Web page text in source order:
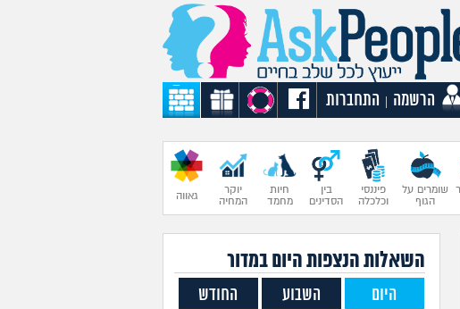
הרשמה התחברות
שומרים על
הגוף
פיננסי
וכלכלה
בין
הסדינים
חיות
מחמד
יוקר
המחיה
גאווה
השאלות הנצפות היוםבמדור
היום השבוע החודש